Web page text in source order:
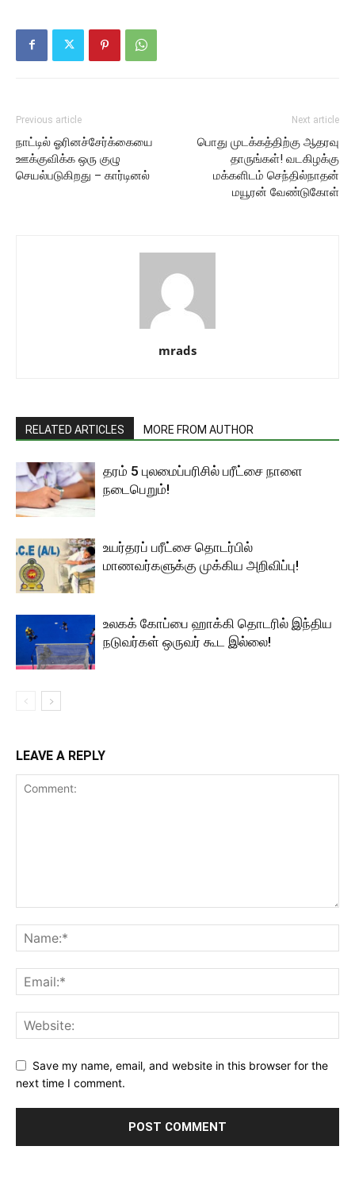
Previous article
நாட்டில் ஓரினச்சேர்க்கையை
ஊக்குவிக்க ஒரு குழு
செயல்படுகிறது – கார்டினல்
Next article
பொது முடக்கத்திற்கு ஆதரவு
தாருங்கள்! வடகிழக்கு
மக்களிடம் செந்தில்நாதன்
மயூரன் வேண்டுகோள்
mrads
RELATED ARTICLES MORE FROM AUTHOR
தரம் 5 புலமைப்பரிசில் பரீட்சை நாளை
நடைபெறும்!
உயர்தரப் பரீட்சை தொடர்பில்
மாணவர்களுக்கு முக்கிய அறிவிப்பு!
உலகக் கோப்பை ஹாக்கி தொடரில் இந்திய
நடுவர்கள் ஒருவர் கூட இல்லை!
LEAVE A REPLY
Save my name, email, and website in this browser for the
next time I comment.